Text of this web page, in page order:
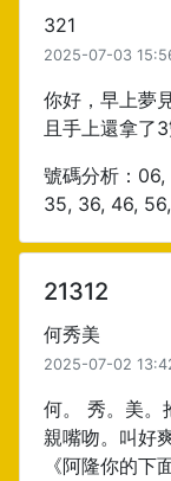
321
2025-07-03
你好，早上夢
且手上還拿了
號碼分析：06,
35, 36, 46,
21312
何秀美
2025-07-02
何。 秀。美。
親嘴吻。叫好
《阿隆你的